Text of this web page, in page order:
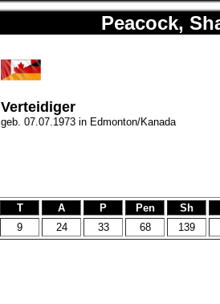
Peacock,
Verteidiger
geb. 07.07.1973 in Edmonton/Kanada
T A P Pen
Sh
9 24 33 68 139